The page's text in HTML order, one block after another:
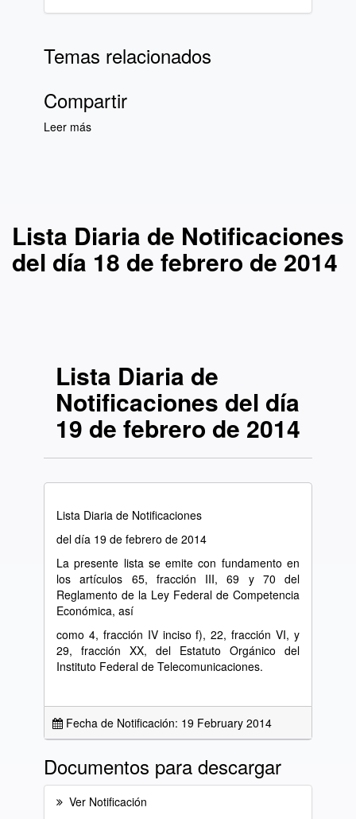
Temas relacionados
Compartir
Leer más
Lista Diaria de Notificaciones
del día 18 de febrero de 2014
Lista Diaria de
Notificaciones del día
19 de febrero de 2014
Lista Diaria de Notificaciones
del día 19 de febrero de 2014
La presente lista se emite con fundamento en
los artículos 65, fracción III, 69 y 70 del
Reglamento de la Ley Federal de Competencia
Económica, así
como 4, fracción IV inciso f), 22, fracción VI, y
29, fracción XX, del Estatuto Orgánico del
Instituto Federal de Telecomunicaciones.
Fecha de Notificación: 19 February 2014
Documentos para descargar
Ver Notificación